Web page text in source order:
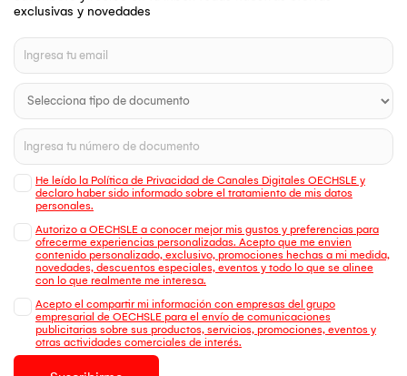
exclusivas y novedades
He leído la Política de Privacidad de Canales Digitales OECHSLE y
declaro haber sido informado sobre el tratamiento de mis datos
personales.
Autorizo a OECHSLE a conocer mejor mis gustos y preferencias para
ofrecerme experiencias personalizadas. Acepto que me envien
contenido personalizado, exclusivo, promociones hechas a mi medida,
novedades, descuentos especiales, eventos y todo lo que se alinee
con lo que realmente me interesa.
Acepto el compartir mi información con empresas del grupo
empresarial de OECHSLE para el envío de comunicaciones
publicitarias sobre sus productos, servicios, promociones, eventos y
otras actividades comerciales de interés.